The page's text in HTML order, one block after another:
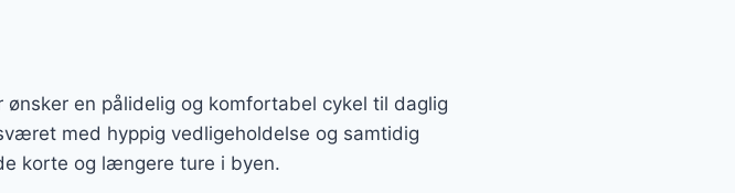
en pålidelig og komfortabel cykel til daglig
med hyppig vedligeholdelse og samtidig
korte og længere ture i byen.